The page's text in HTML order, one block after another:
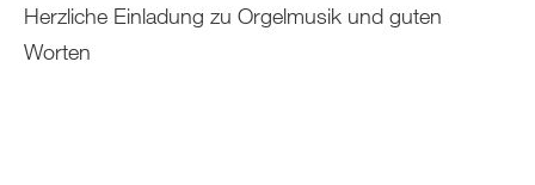
Herzliche Einladung zu Orgelmusik und guten
Worten